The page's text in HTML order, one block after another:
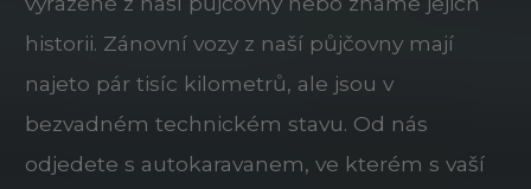
historii. Zánovní vozy z naší půjčovny mají
najeto pár tisíc kilometrů, ale jsou v
bezvadném technickém stavu. Od nás
odjedete s autokaravanem, ve kterém s vaší